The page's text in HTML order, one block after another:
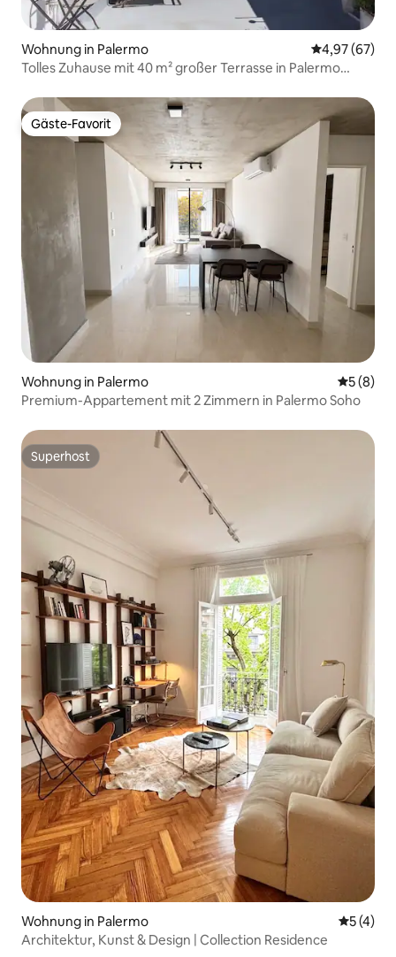
Wohnung in Palermo
4,97 (67)
Tolles Zuhause mit 40 m² großer Terrasse in Palermo
Gäste-Favorit
Gäste-Favorit
Wohnung in Palermo
5 (8)
Premium-Appartement mit 2 Zimmern in Palermo Soho
Superhost
Superhost
Wohnung in Palermo
5 (4)
Architektur, Kunst & Design | Collection Residence